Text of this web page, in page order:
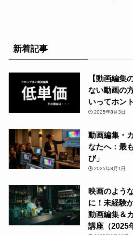
新着記事
【動画編集
ない動画の
いってホン
2025年8月3日
動画編集・
なたへ：最
び」
2025年8月1日
映画のよう
に！未経験
動画編集＆
講座（2025